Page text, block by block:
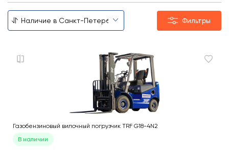
Фильтры
Газобензиновый вилочный погрузчик TRF G18-4N2
В наличии